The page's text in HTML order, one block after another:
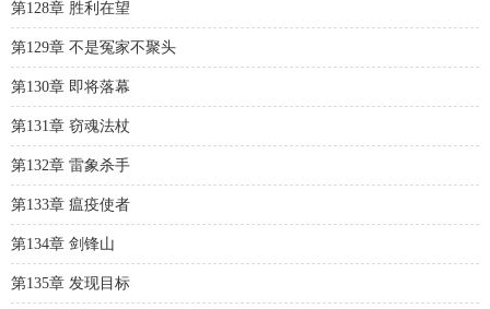
第128章 胜利在望
第129章 不是冤家不聚头
第130章 即将落幕
第131章 窃魂法杖
第132章 雷象杀手
第133章 瘟疫使者
第134章 剑锋山
第135章 发现目标